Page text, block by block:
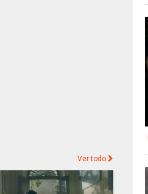
Ver todo